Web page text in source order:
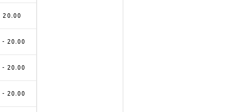
20.00
- 20.00
- 20.00
- 20.00